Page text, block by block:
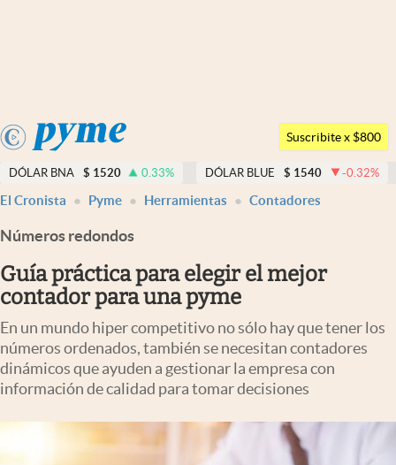
Argentina
Members
Economía y Política
Finanzas y Mercados
Mercados Online
Negocios
Columnistas
Otras secciones
Apertura
Suscribite x $800
DÓLAR BNA $ 1520 0.33% DÓLAR BLUE $ 1540 -0.32%
El Cronista Pyme Herramientas Contadores
Números redondos
Guía práctica para elegir el mejor
contador para una pyme
En un mundo hiper competitivo no sólo hay que tener los
números ordenados, también se necesitan contadores
dinámicos que ayuden a gestionar la empresa con
información de calidad para tomar decisiones